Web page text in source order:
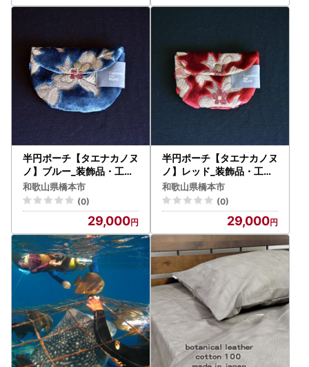
半円ポーチ【タエナカノヌ
ノ】ブルー_装飾品・工芸
品 鞄・バッグ かばん カバ
ン_【1106062】
和歌山県橋本市
(0)
29,000
半円ポーチ【タエナカノヌ
ノ】レッド_装飾品・工芸
品 鞄・バッグ かばん カバ
ン_【1106063】
和歌山県橋本市
(0)
29,000